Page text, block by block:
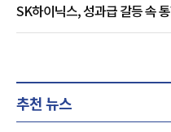
SK하이닉스, 성과급 갈등 속
추천 뉴스